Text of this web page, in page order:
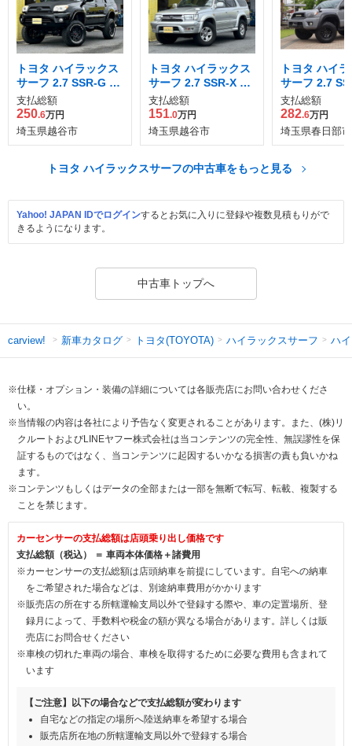
トヨタ ハイラックス
サーフ 2.7 SSR-G 4
WD
支払総額
250.6万円
埼玉県越谷市
トヨタ ハイラックス
サーフ 2.7 SSR-X 4
WD
支払総額
151.0万円
埼玉県越谷市
トヨタ ハイ
サーフ 2.7
セレクション
支払総額
282.6万円
埼玉県春日部市
トヨタ ハイラックスサーフの中古車をもっと見る
Yahoo! JAPAN IDでログインするとお気に入りに登録や複数見積もりがで
きるようになります。
中古車トップへ
carview! 新車カタログ トヨタ(TOYOTA) ハイラックスサーフ ハ
※仕様・オプション・装備の詳細については各販売店にお問い合わせくださ
い。
※当情報の内容は各社により予告なく変更されることがあります。また、(株)リ
クルートおよびLINEヤフー株式会社は当コンテンツの完全性、無誤謬性を保
証するものではなく、当コンテンツに起因するいかなる損害の責も負いかね
ます。
※コンテンツもしくはデータの全部または一部を無断で転写、転載、複製する
ことを禁じます。
カーセンサーの支払総額は店頭乗り出し価格です
支払総額（税込） ＝ 車両本体価格＋諸費用
※カーセンサーの支払総額は店頭納車を前提にしています。自宅への納車
をご希望された場合などは、別途納車費用がかかります
※販売店の所在する所轄運輸支局以外で登録する際や、車の定置場所、登
録月によって、手数料や税金の額が異なる場合があります。詳しくは販
売店にお問合せください
※車検の切れた車両の場合、車検を取得するために必要な費用も含まれて
います
【ご注意】以下の場合などで支払総額が変わります
自宅などの指定の場所へ陸送納車を希望する場合
販売店所在地の所轄運輸支局以外で登録する場合